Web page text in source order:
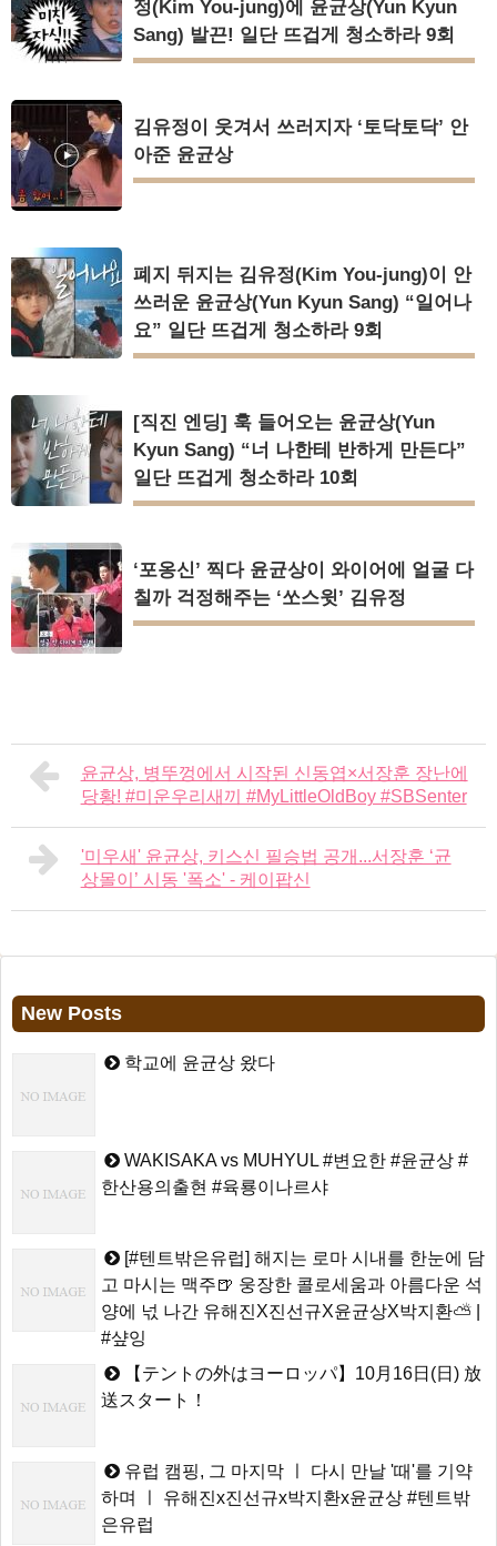
정(Kim You-jung)에 윤균상(Yun Kyun
Sang) 발끈! 일단 뜨겁게 청소하라 9회
김유정이 웃겨서 쓰러지자 ‘토닥토닥’ 안
아준 윤균상
폐지 뒤지는 김유정(Kim You-jung)이 안
쓰러운 윤균상(Yun Kyun Sang) “일어나
요” 일단 뜨겁게 청소하라 9회
[직진 엔딩] 훅 들어오는 윤균상(Yun
Kyun Sang) “너 나한테 반하게 만든다”
일단 뜨겁게 청소하라 10회
‘포옹신’ 찍다 윤균상이 와이어에 얼굴 다
칠까 걱정해주는 ‘쏘스윗’ 김유정
윤균상, 병뚜껑에서 시작된 신동엽×서장훈 장난에
당황! #미운우리새끼 #MyLittleOldBoy #SBSenter
'미우새' 윤균상, 키스신 필승법 공개...서장훈 ‘균
상몰이’ 시동 '폭소' - 케이팝신
New Posts
학교에 윤균상 왔다
WAKISAKA vs MUHYUL #변요한 #윤균상 #
한산용의출현 #육룡이나르샤
[#텐트밖은유럽] 해지는 로마 시내를 한눈에 담
고 마시는 맥주🍺 웅장한 콜로세움과 아름다운 석
양에 넋 나간 유해진X진선규X윤균상X박지환⛅ |
#샾잉
【テントの外はヨーロッパ】10月16日(日) 放
送スタート！
유럽 캠핑, 그 마지막 ㅣ 다시 만날 '때'를 기약
하며 ㅣ 유해진x진선규x박지환x윤균상 #텐트밖
은유럽